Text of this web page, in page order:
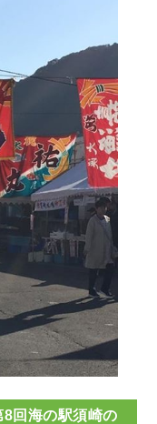
回海の駅須崎の